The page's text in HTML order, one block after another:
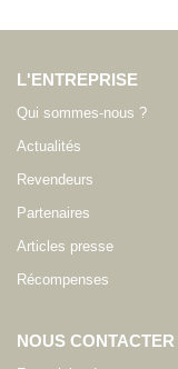
L'ENTREPRISE
Qui sommes-nous ?
Actualités
Revendeurs
Partenaires
Articles presse
Récompenses
NOUS CONTACTER